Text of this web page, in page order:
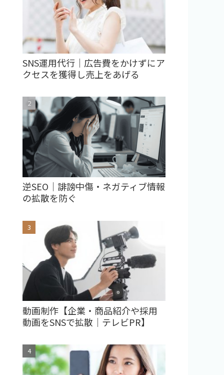
SNS運用代行｜広告費をかけずにア
クセスを獲得し売上をあげる
逆SEO｜誹謗中傷・ネガティブ情報
の拡散を防ぐ
動画制作【企業・商品紹介や採用
動画をSNSで拡散｜テレビPR】